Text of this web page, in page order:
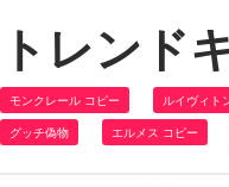
トレンド
モンクレール コピー ルイヴィト
グッチ偽物 エルメス コピー